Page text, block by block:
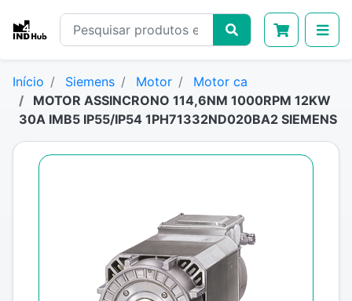
Início Siemens Motor
Motor ca
MOTOR ASSINCRONO 114,6NM 1000RPM 12KW
30A IMB5 IP55/IP54 1PH71332ND020BA2 SIEMENS